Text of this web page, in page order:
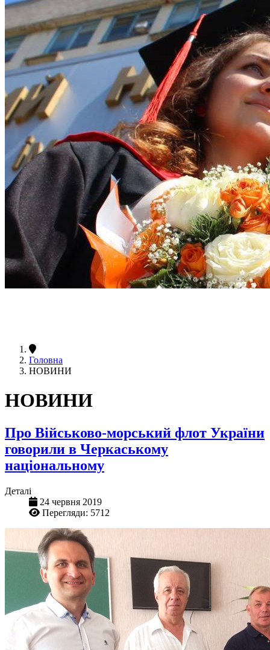
Головна
НОВИНИ
НОВИНИ
Про Військово-морський флот України
говорили в Черкаському
національному
Деталі
24 червня 2019
Перегляди: 5712